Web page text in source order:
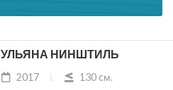
УЛЬЯНА НИНШТИЛЬ
2017
130 cм.